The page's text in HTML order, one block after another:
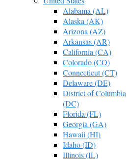
Alabama (AL)
Alaska (AK)
Arizona (AZ)
Arkansas (AR)
California (CA)
Colorado (CO)
Connecticut (CT)
Delaware (DE)
District of Columbia
(DC)
Florida (FL)
Georgia (GA)
Hawaii (HI)
Idaho (ID)
Illinois (IL)